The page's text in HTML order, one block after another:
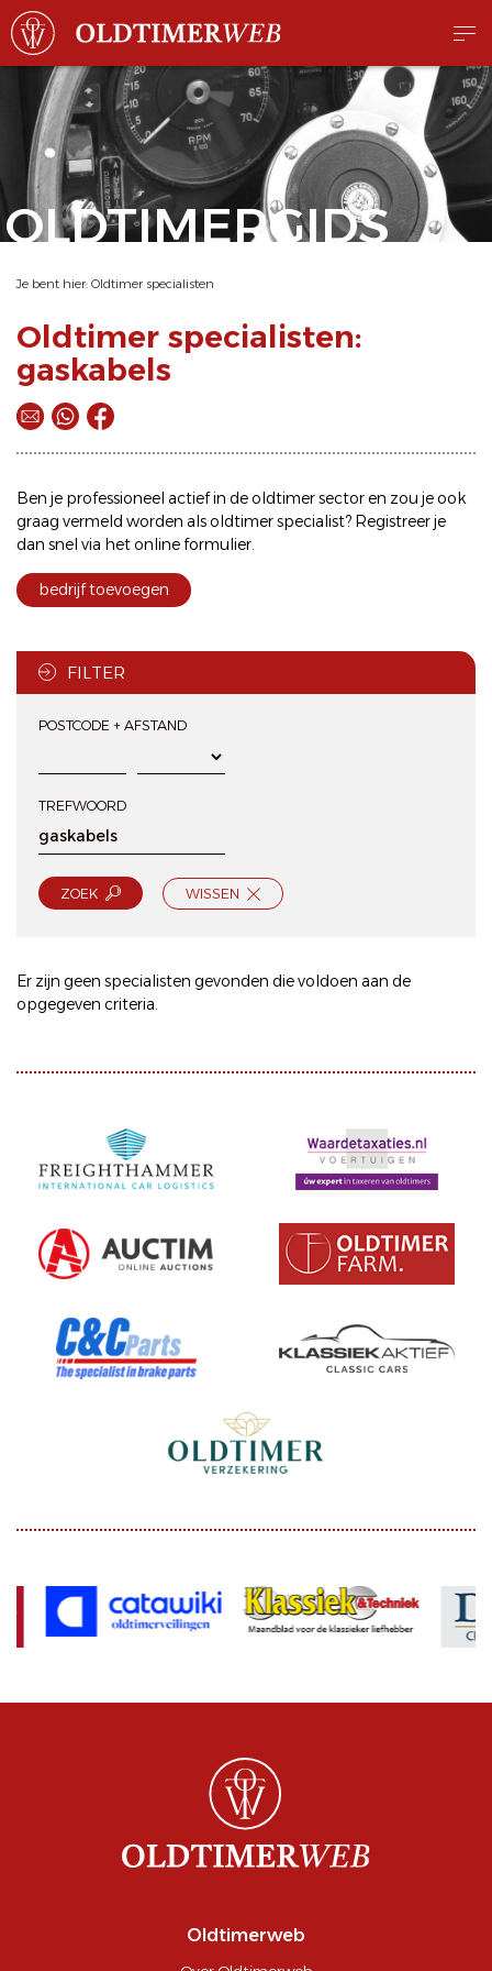
OLDTIMERGIDS
Je bent hier: Oldtimer specialisten
Oldtimer specialisten:
gaskabels
Ben je professioneel actief in de oldtimer sector en zou je ook
graag vermeld worden als oldtimer specialist? Registreer je
dan snel via hetonline formulier.
bedrijf toevoegen
FILTER
POSTCODE + AFSTAND
TREFWOORD
ZOEK WISSEN
Er zijn geen specialisten gevonden die voldoen aan de
opgegeven criteria.
Oldtimerweb